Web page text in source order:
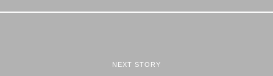
NEXT STORY